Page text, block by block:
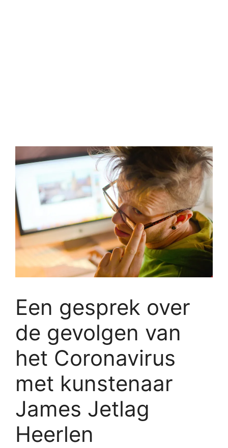
Een gesprek over
de gevolgen van
het Coronavirus
met kunstenaar
James Jetlag
Heerlen